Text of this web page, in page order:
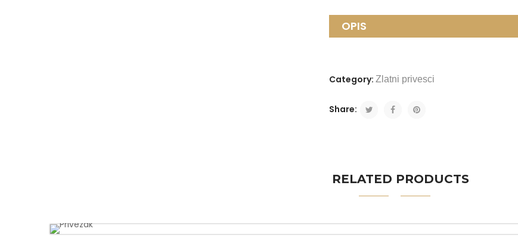
OPIS
Category: Zlatni privesci
Share:
RELATED PRODUCTS